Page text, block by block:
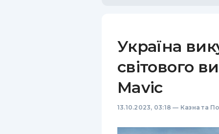
Україна
світового
Mavic
13.10.2023, 03:18 — Казна та